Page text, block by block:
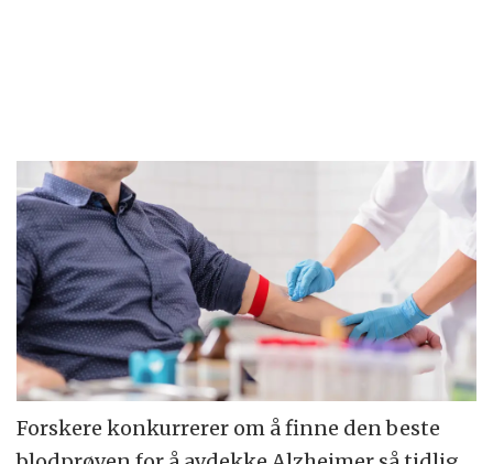
Forskere konkurrerer om å finne den beste